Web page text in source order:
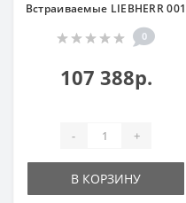
Встраиваемые LIEBHERR 001
0
107 388р.
- +
В КОРЗИНУ